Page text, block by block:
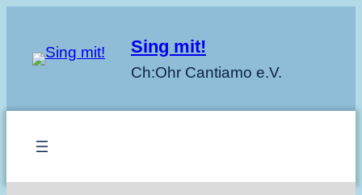
Sing mit!
Ch:Ohr Cantiamo e.V.